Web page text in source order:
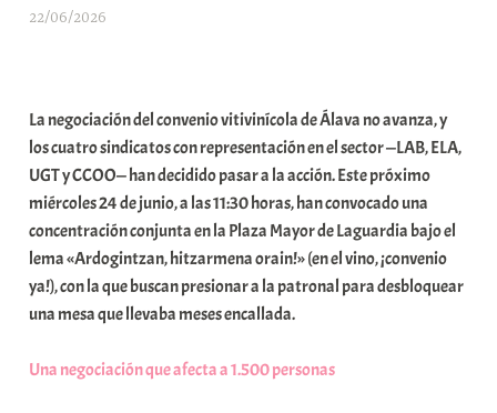
22/06/2026
a
r
r
r
i
o
x
K
La negociación del convenio vitivinícola de Álava no avanza, y
los cuatro sindicatos con representación en el sector —LAB, ELA,
UGT y CCOO— han decidido pasar a la acción. Este próximo
miércoles 24 de junio, a las 11:30 horas, han convocado una
concentración conjunta en la Plaza Mayor de Laguardia bajo el
lema «Ardogintzan, hitzarmena orain!» (en el vino, ¡convenio
ya!), con la que buscan presionar a la patronal para desbloquear
una mesa que llevaba meses encallada.
Una negociación que afecta a 1.500 personas